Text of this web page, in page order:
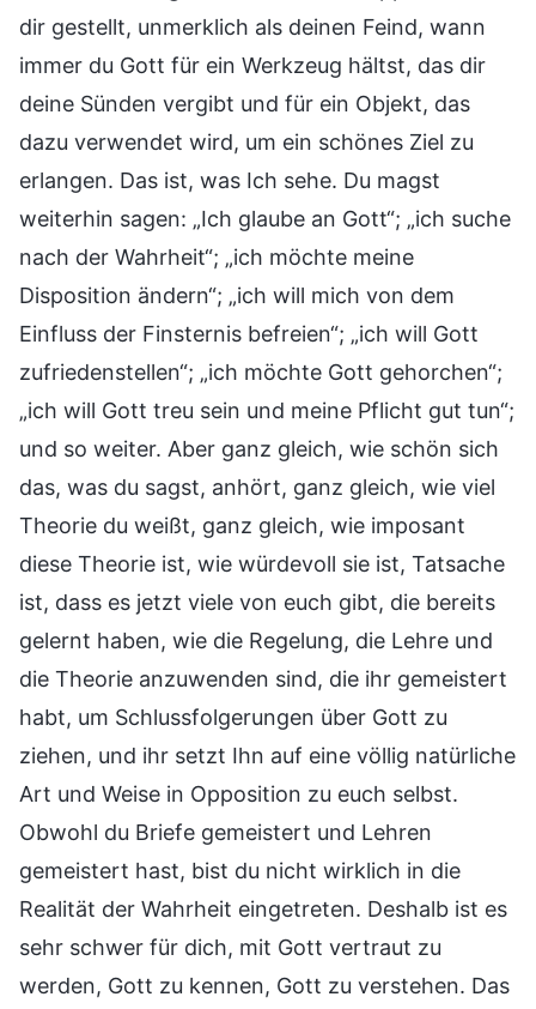
dir gestellt, unmerklich als deinen Feind, wann
immer du Gott für ein Werkzeug hältst, das dir
deine Sünden vergibt und für ein Objekt, das
dazu verwendet wird, um ein schönes Ziel zu
erlangen. Das ist, was Ich sehe. Du magst
weiterhin sagen: „Ich glaube an Gott“; „ich suche
nach der Wahrheit“; „ich möchte meine
Disposition ändern“; „ich will mich von dem
Einfluss der Finsternis befreien“; „ich will Gott
zufriedenstellen“; „ich möchte Gott gehorchen“;
„ich will Gott treu sein und meine Pflicht gut tun“;
und so weiter. Aber ganz gleich, wie schön sich
das, was du sagst, anhört, ganz gleich, wie viel
Theorie du weißt, ganz gleich, wie imposant
diese Theorie ist, wie würdevoll sie ist, Tatsache
ist, dass es jetzt viele von euch gibt, die bereits
gelernt haben, wie die Regelung, die Lehre und
die Theorie anzuwenden sind, die ihr gemeistert
habt, um Schlussfolgerungen über Gott zu
ziehen, und ihr setzt Ihn auf eine völlig natürliche
Art und Weise in Opposition zu euch selbst.
Obwohl du Briefe gemeistert und Lehren
gemeistert hast, bist du nicht wirklich in die
Realität der Wahrheit eingetreten. Deshalb ist es
sehr schwer für dich, mit Gott vertraut zu
werden, Gott zu kennen, Gott zu verstehen. Das